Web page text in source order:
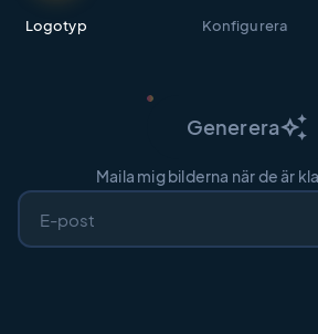
Logotyp Konfigurera
Genereraauto_awesome
Maila mig bilderna när de är